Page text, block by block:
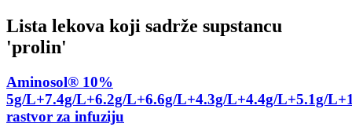
Lista lekova koji sadrže supstancu
'prolin'
Aminosol® 10%
5g/L+7.4g/L+6.2g/L+6.6g/L+4.3g/L+4.4g/L+5.1g/
rastvor za infuziju